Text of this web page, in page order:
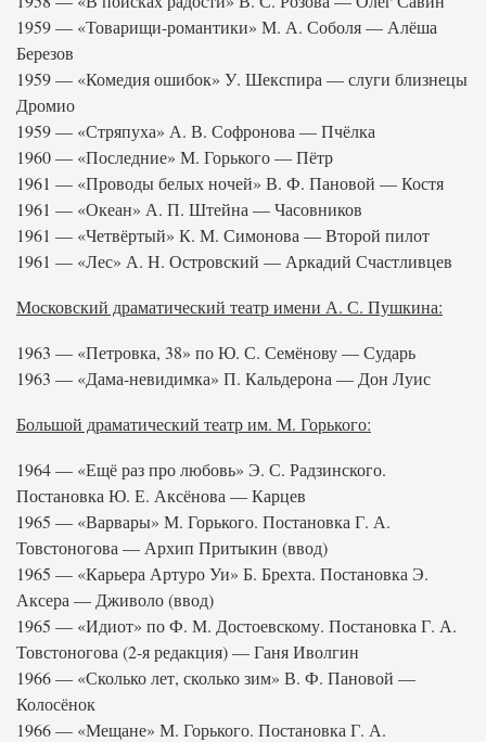
1959 — «Товарищи-романтики» М. А. Соболя — Алёша
Березов
1959 — «Комедия ошибок» У. Шекспира — слуги близнецы
Дромио
1959 — «Стряпуха» А. В. Софронова — Пчёлка
1960 — «Последние» М. Горького — Пётр
1961 — «Проводы белых ночей» В. Ф. Пановой — Костя
1961 — «Океан» А. П. Штейна — Часовников
1961 — «Четвёртый» К. М. Симонова — Второй пилот
1961 — «Лес» А. Н. Островский — Аркадий Счастливцев
Московский драматический театр имени А. С. Пушкина:
1963 — «Петровка, 38» по Ю. С. Семёнову — Сударь
1963 — «Дама-невидимка» П. Кальдерона — Дон Луис
Большой драматический театр им. М. Горького:
1964 — «Ещё раз про любовь» Э. С. Радзинского.
Постановка Ю. Е. Аксёнова — Карцев
1965 — «Варвары» М. Горького. Постановка Г. А.
Товстоногова — Архип Притыкин (ввод)
1965 — «Карьера Артуро Уи» Б. Брехта. Постановка Э.
Аксера — Дживоло (ввод)
1965 — «Идиот» по Ф. М. Достоевскому. Постановка Г. А.
Товстоногова (2-я редакция) — Ганя Иволгин
1966 — «Сколько лет, сколько зим» В. Ф. Пановой —
Колосёнок
1966 — «Мещане» М. Горького. Постановка Г. А.